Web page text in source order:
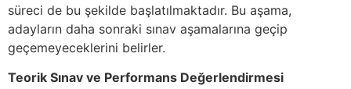
süreci de bu şekilde başlatılmaktadır. Bu aşama,
adayların daha sonraki sınav aşamalarına geçip
geçemeyeceklerini belirler.
Teorik Sınav ve Performans Değerlendirmesi